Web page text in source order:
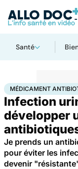
Santé
AccueilSantéMaladies
MÉDICAMENT
Infection
développer
Je prends un
pour éviter les
devenir